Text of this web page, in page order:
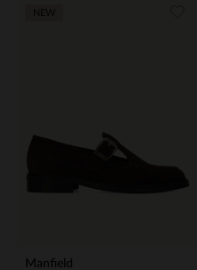
Manfield